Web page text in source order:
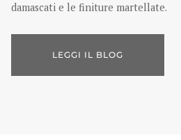
damascati e le finiture martellate.
LEGGI IL BLOG